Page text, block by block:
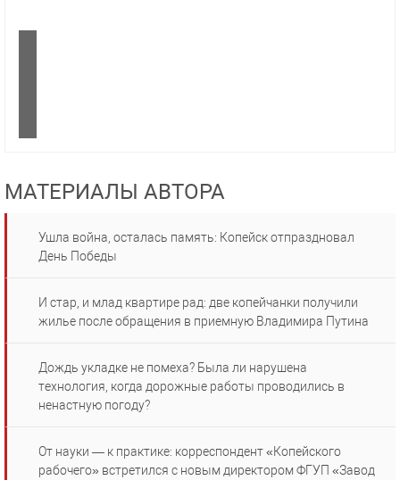
МАТЕРИАЛЫ АВТОРА
Ушла война, осталась память: Копейск отпраздновал
День Победы
И стар, и млад квартире рад: две копейчанки получили
жилье после обращения в приемную Владимира Путина
Дождь укладке не помеха? Была ли нарушена
технология, когда дорожные работы проводились в
ненастную погоду?
От науки — к практике: корреспондент «Копейского
рабочего» встретился с новым директором ФГУП «Завод